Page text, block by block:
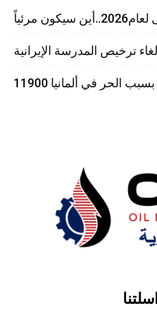
مرئياً
ترخيص المدرسة الإيرانية
بسبب الحر في ألمانيا